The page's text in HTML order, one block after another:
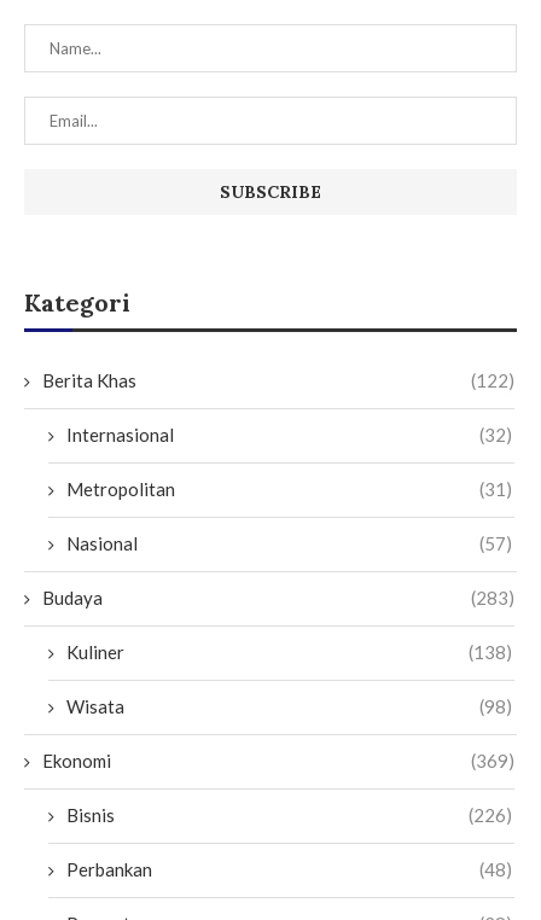
Kategori
Berita Khas (122)
Internasional (32)
Metropolitan (31)
Nasional (57)
Budaya (283)
Kuliner (138)
Wisata (98)
Ekonomi (369)
Bisnis (226)
Perbankan (48)